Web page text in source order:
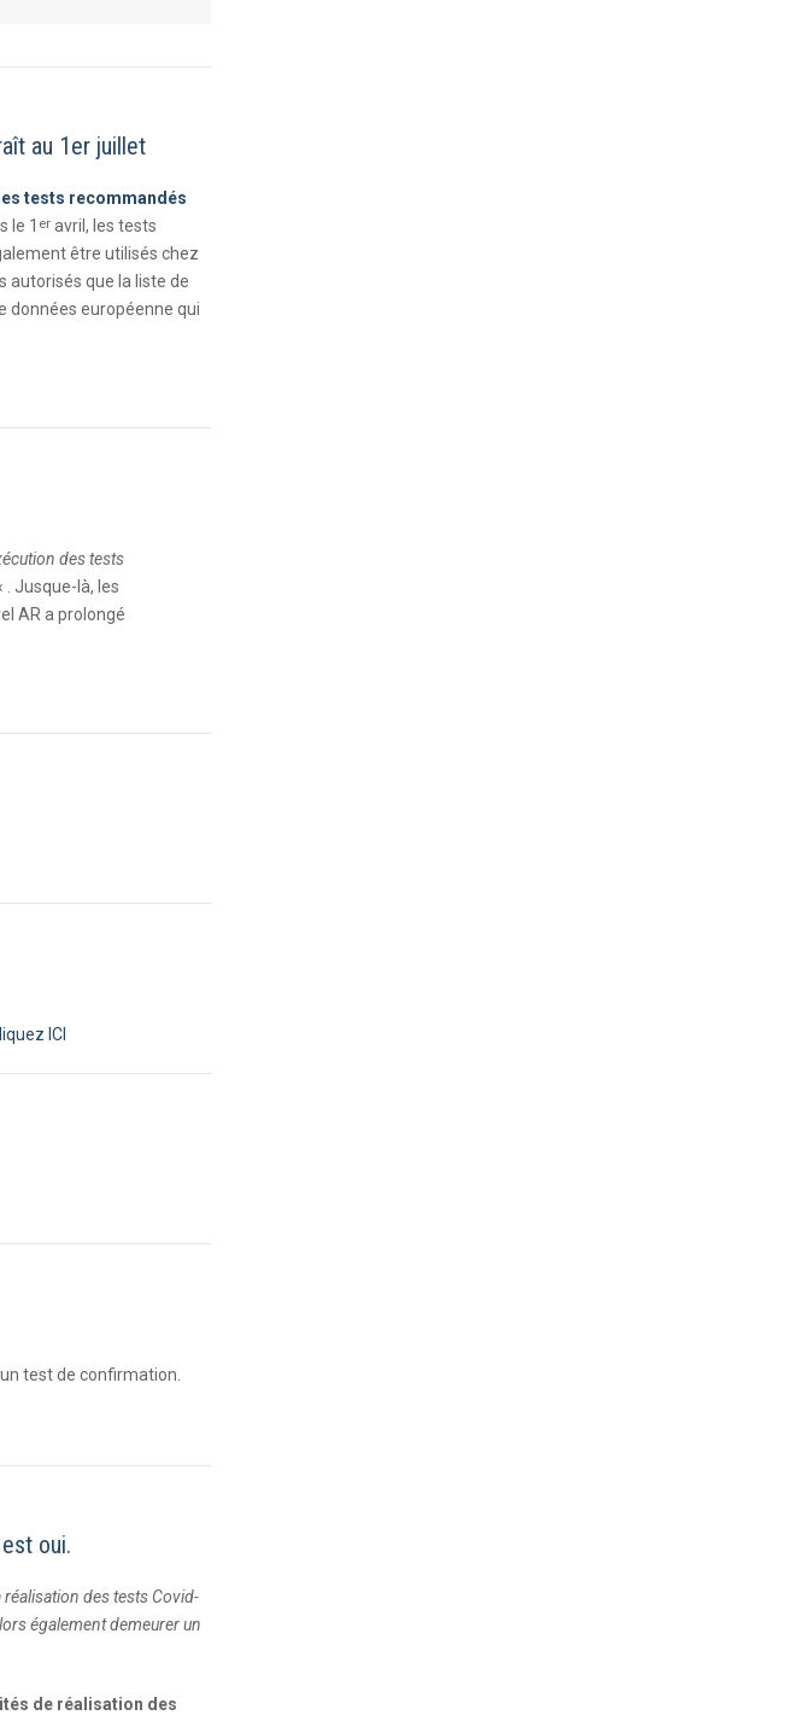
au 1er juillet
tests recommandés
le 1 er avril, les tests
être utilisés chez
autorisés que la liste de
données européenne qui
des tests
. Jusque-là, les
AR a prolongé
ICI
test de confirmation.
oui.
réalisation des tests Covid-
également demeurer un
de réalisation des